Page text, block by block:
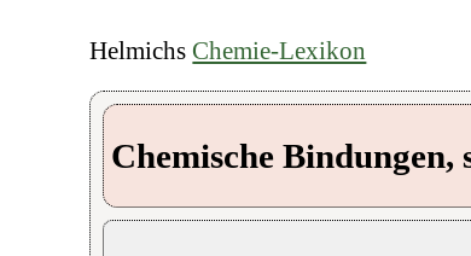
Helmichs Chemie-Lexikon
Chemische Bindungen,